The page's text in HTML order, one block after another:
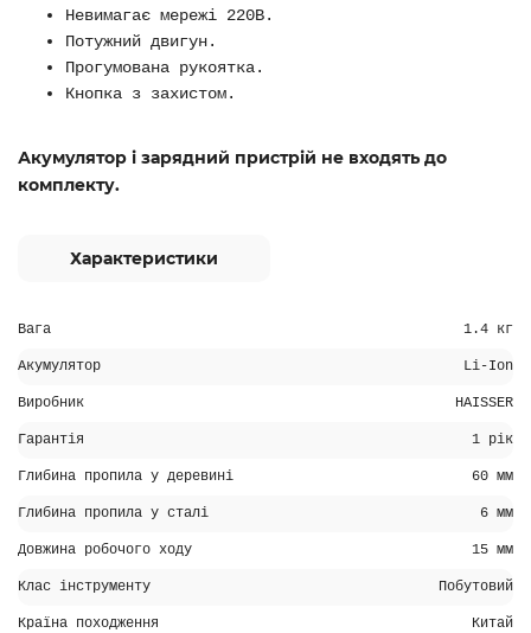
Невимагає мережі 220В.
Потужний двигун.
Прогумована рукоятка.
Кнопка з захистом.
Акумулятор і зарядний пристрій не входять до
комплекту.
Характеристики
Вага 1.4 кг
Акумулятор Li-Ion
Виробник HAISSER
Гарантія 1 рік
Глибина пропила у деревині 60 мм
Глибина пропила у сталі 6 мм
Довжина робочого ходу 15 мм
Клас інструменту Побутовий
Країна походження Китай